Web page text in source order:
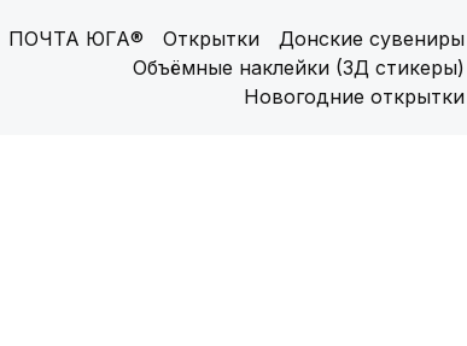
ПОЧТА ЮГА® Открытки
Донские сувениры
Объёмные наклейки (3Д стикеры)
Новогодние открытки